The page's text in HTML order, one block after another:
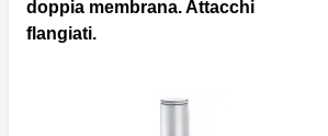
doppia membrana. Attacchi
flangiati.